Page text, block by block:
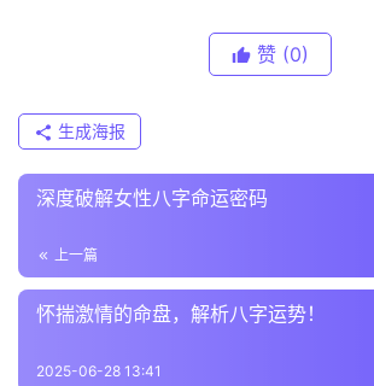
赞 (0)
生成海报
深度破解女性八字命运密码
上一篇
怀揣激情的命盘，解析八字运势！
2025-06-28 13:41